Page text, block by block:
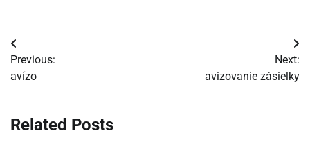
Navigácia
v
Previous:
avízo
Next:
avizovanie zásielky
Related Posts